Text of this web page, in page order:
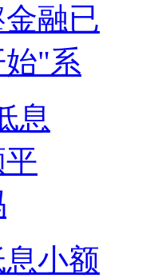
融已
"系
小额